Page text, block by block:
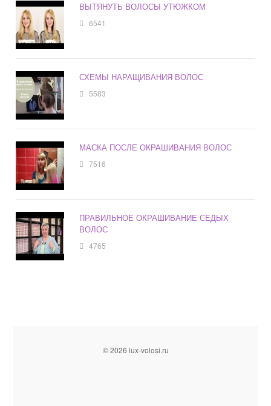
ВЫТЯНУТЬ ВОЛОСЫ УТЮЖКОМ
6541
СХЕМЫ НАРАЩИВАНИЯ ВОЛОС
5583
МАСКА ПОСЛЕ ОКРАШИВАНИЯ ВОЛОС
7516
ПРАВИЛЬНОЕ ОКРАШИВАНИЕ СЕДЫХ
ВОЛОС
4765
© 2026 lux-volosi.ru